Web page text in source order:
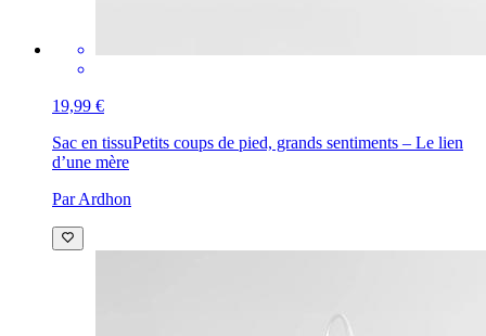
19,99 €
Sac en tissuPetits coups de pied, grands sentiments – Le lien
d’une mère
Par Ardhon